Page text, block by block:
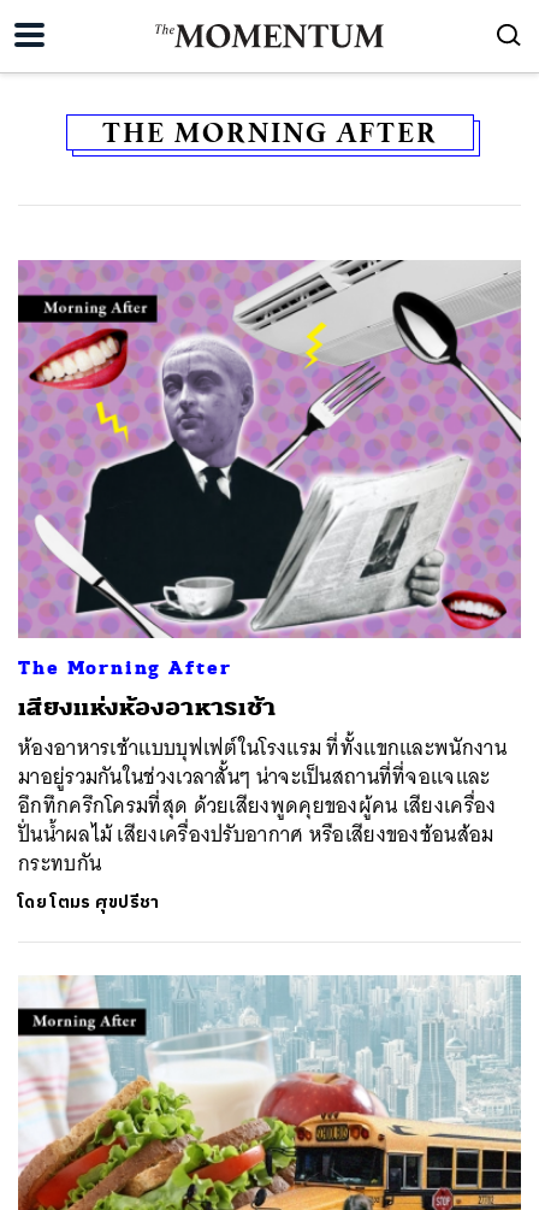
THE MORNING AFTER
The Morning After
เสียงแห่งห้องอาหารเช้า
ห้องอาหารเช้าแบบบุฟเฟต์ในโรงแรม ที่ทั้งแขกและพนักงาน
มาอยู่รวมกันในช่วงเวลาสั้นๆ น่าจะเป็นสถานที่ที่จอแจและ
อึกทึกครึกโครมที่สุด ด้วยเสียงพูดคุยของผู้คน เสียงเครื่อง
ปั่นน้ำผลไม้ เสียงเครื่องปรับอากาศ หรือเสียงของช้อนส้อม
กระทบกัน
โดยโตมร ศุขปรีชา